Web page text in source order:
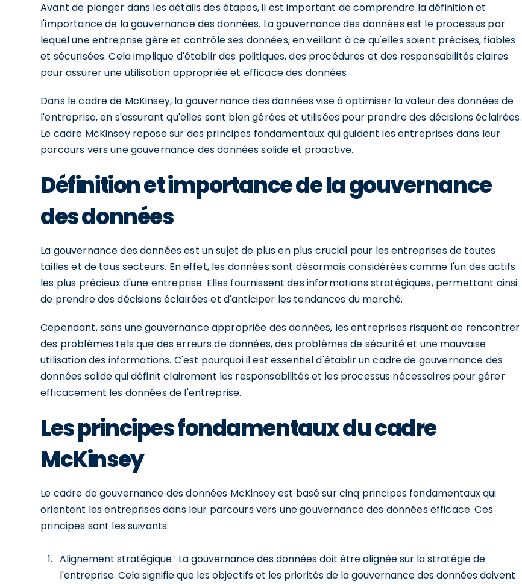
Avant de plonger dans les détails des étapes, il est important de comprendre la définition et
l'importance de la gouvernance des données. La gouvernance des données est le processus par
lequel une entreprise gère et contrôle ses données, en veillant à ce qu'elles soient précises, fiables
et sécurisées. Cela implique d'établir des politiques, des procédures et des responsabilités claires
pour assurer une utilisation appropriée et efficace des données.
Dans le cadre de McKinsey, la gouvernance des données vise à optimiser la valeur des données de
l'entreprise, en s'assurant qu'elles sont bien gérées et utilisées pour prendre des décisions éclairées.
Le cadre McKinsey repose sur des principes fondamentaux qui guident les entreprises dans leur
parcours vers une gouvernance des données solide et proactive.
Définition et importance de la gouvernance
des données
La gouvernance des données est un sujet de plus en plus crucial pour les entreprises de toutes
tailles et de tous secteurs. En effet, les données sont désormais considérées comme l'un des actifs
les plus précieux d'une entreprise. Elles fournissent des informations stratégiques, permettant ainsi
de prendre des décisions éclairées et d'anticiper les tendances du marché.
Cependant, sans une gouvernance appropriée des données, les entreprises risquent de rencontrer
des problèmes tels que des erreurs de données, des problèmes de sécurité et une mauvaise
utilisation des informations. C'est pourquoi il est essentiel d'établir un cadre de gouvernance des
données solide qui définit clairement les responsabilités et les processus nécessaires pour gérer
efficacement les données de l'entreprise.
Les principes fondamentaux du cadre
McKinsey
Le cadre de gouvernance des données McKinsey est basé sur cinq principes fondamentaux qui
orientent les entreprises dans leur parcours vers une gouvernance des données efficace. Ces
principes sont les suivants:
Alignement stratégique : La gouvernance des données doit être alignée sur la stratégie de
l'entreprise. Cela signifie que les objectifs et les priorités de la gouvernance des données doivent